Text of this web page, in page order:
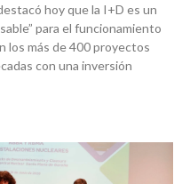
hoy que la I+D es un
para el funcionamiento
los más de 400 proyectos
con una inversión